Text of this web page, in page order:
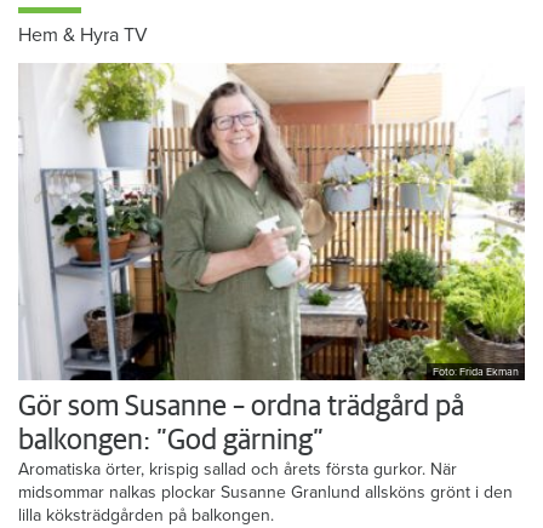
Hem & Hyra TV
Foto: Frida Ekman
Gör som Susanne – ordna trädgård på
balkongen: ”God gärning”
Aromatiska örter, krispig sallad och årets första gurkor. När
midsommar nalkas plockar Susanne Granlund allsköns grönt i den
lilla köksträdgården på balkongen.